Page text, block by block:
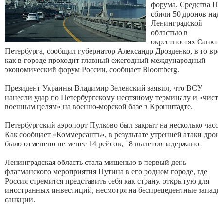
форума. Средства
сбили 50 дронов
Ленинградской
областью в
окрестностях
Петербурга, сообщил губернатор Александр Дрозденко, в то
как в городе проходит главный ежегодный международный
экономический форум России, сообщает Bloomberg.
Президент Украины Владимир Зеленский заявил, что ВСУ
нанесли удар по Петербургскому нефтяному терминалу и
военным целям» на военно-морской базе в Кронштадте.
Петербургский аэропорт Пулково был закрыт на несколько
Как сообщает «Коммерсантъ», в результате утренней атаки
было отменено не менее 14 рейсов, 18 вылетов задержано.
Ленинградская область стала мишенью в первый день
флагманского мероприятия Путина в его родном городе, где
Россия стремится представить себя как страну, открытую для
иностранных инвестиций, несмотря на беспрецедентные
санкции.